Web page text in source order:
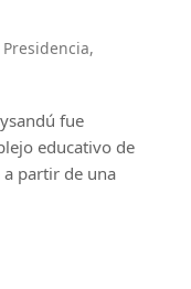
Presidencia,
fue
educativo de
a partir de una